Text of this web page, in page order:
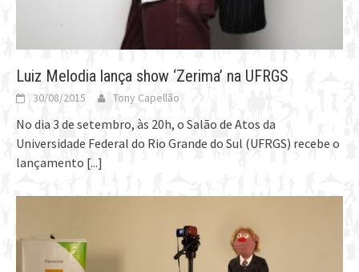
Luiz Melodia lança show ‘Zerima’ na UFRGS
30/08/2015 Tony Capellão
No dia 3 de setembro, às 20h, o Salão de Atos da
Universidade Federal do Rio Grande do Sul (UFRGS) recebe o
lançamento [...]